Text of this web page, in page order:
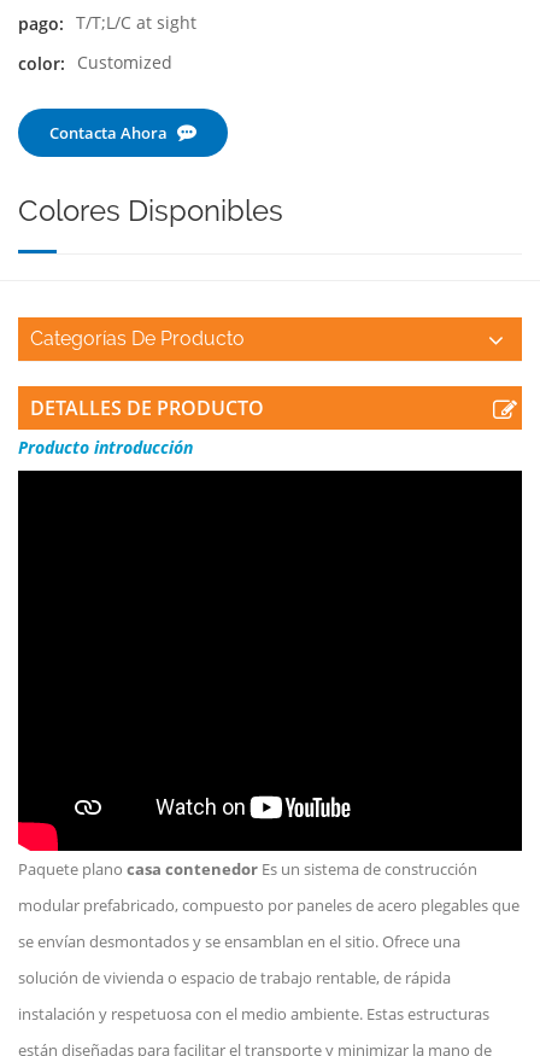
pago: T/T;L/C at sight
color:
Customized
Contacta Ahora
Colores Disponibles
Categorías De Producto
DETALLES DE PRODUCTO
Producto introducción
Paquete plano casa contenedor Es un sistema de construcción
modular prefabricado, compuesto por paneles de acero plegables que
se envían desmontados y se ensamblan en el sitio. Ofrece una
solución de vivienda o espacio de trabajo rentable, de rápida
instalación y respetuosa con el medio ambiente. Estas estructuras
están diseñadas para facilitar el transporte y minimizar la mano de